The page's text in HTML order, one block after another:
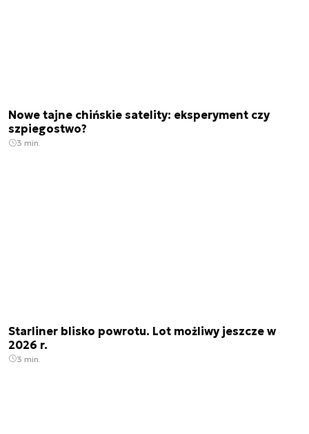
Nowe tajne chińskie satelity: eksperyment czy
szpiegostwo?
3 min.
Starliner blisko powrotu. Lot możliwy jeszcze w
2026 r.
3 min.